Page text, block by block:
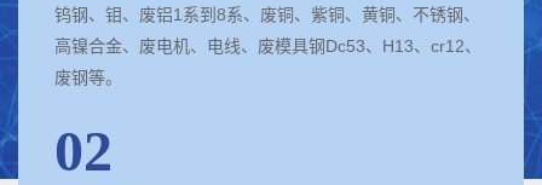
钨钢、钼、废铝1系到8系、废铜、紫铜、黄铜、不锈钢、
高镍合金、废电机、电线、废模具钢Dc53、H13、cr12、
废钢等。
02